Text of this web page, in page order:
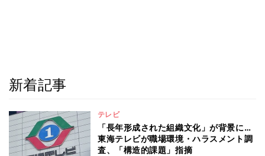
新着記事
テレビ
「長年形成された組織文化」が背景に…
東海テレビが職場環境・ハラスメント調
査、「構造的課題」指摘